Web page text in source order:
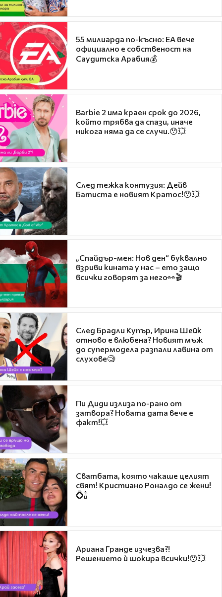
55 милиарда по-късно: EA вече
официално е собственост на
Саудитска Арабия💰
Barbie 2 има краен срок до 2026,
който трябва да спази, иначе
никога няма да се случи.😯💥
След тежка контузия: Дейв
Батиста е новият Кратос!😯💥
„Спайдър-мен: Нов ден“ буквално
взриви кината у нас – ето защо
всички говорят за него👀🎬
След Брадли Купър, Ирина Шейк
отново е влюбена? Новият мъж
до супермодела разпали лавина от
слухове🧐
Пи Диди излиза по-рано от
затвора? Новата дата вече е
факт!💥
Сватбата, която чакаше целият
свят! Кристиано Роналдо се жени!
💍🍾
Ариана Гранде изчезва?!
Решението ѝ шокира всички!😯💥